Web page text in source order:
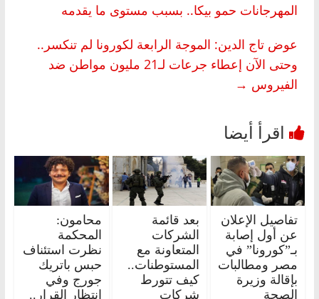
المهرجانات حمو بيكا.. بسبب مستوى ما يقدمه
عوض تاج الدين: الموجة الرابعة لكورونا لم تنكسر..
وحتى الآن إعطاء جرعات لـ21 مليون مواطن ضد
الفيروس →
تفاصيل الإعلان
عن أول إصابة
بـ”كورونا” في
مصر ومطالبات
بإقالة وزيرة
الصحة
بعد قائمة
الشركات
المتعاونة مع
المستوطنات..
كيف تتورط
شركات
محامون:
المحكمة
نظرت استئناف
حبس باتريك
جورج وفي
انتظار القرار..